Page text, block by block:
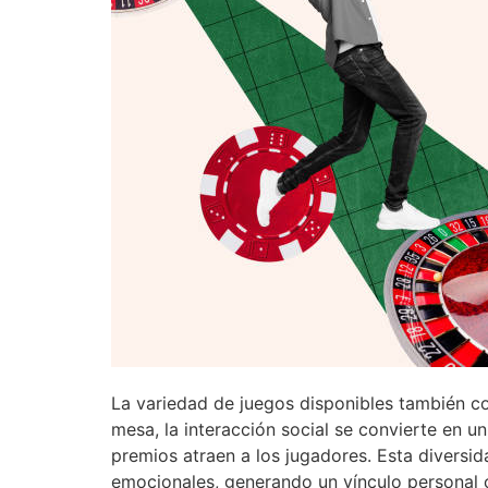
La variedad de juegos disponibles también
mesa, la interacción social se convierte en
premios atraen a los jugadores. Esta
emocionales, generando un vínculo